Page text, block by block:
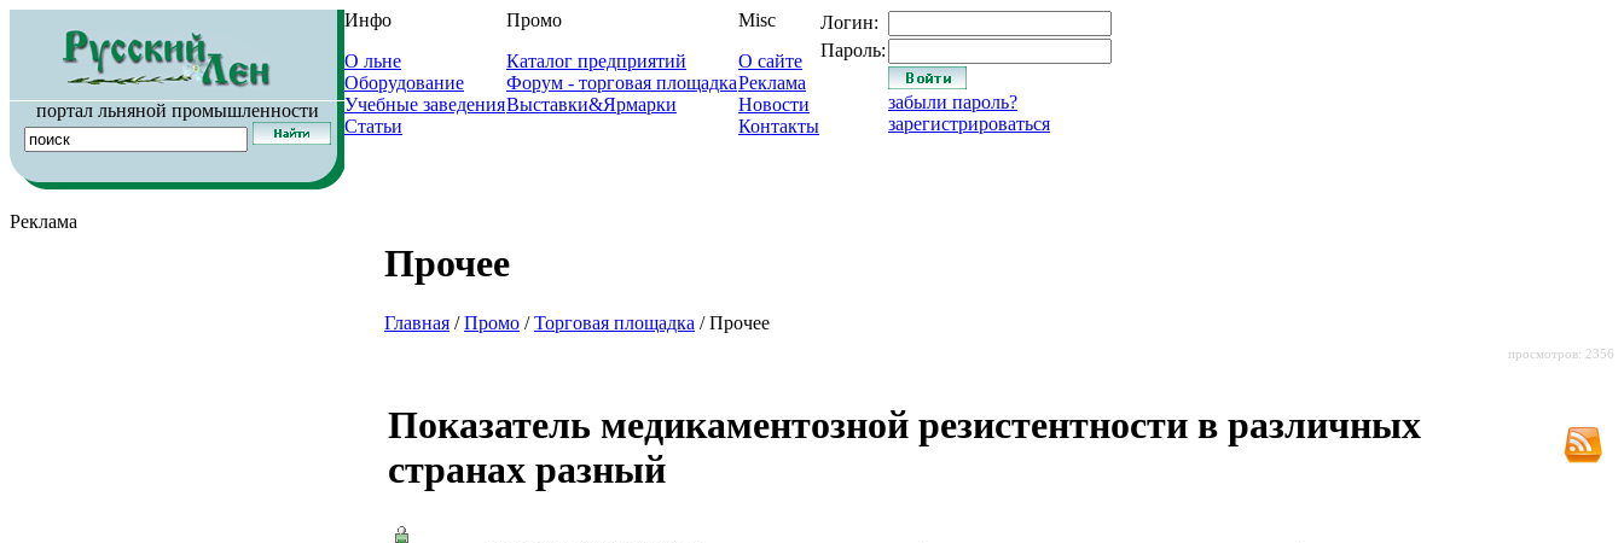
портал льняной промышленности
Инфо
О льне
Оборудование
Учебные заведения
Статьи
Промо
Каталог предприятий
Форум - торговая площадка
Выставки&Ярмарки
Misc
О сайте
Реклама
Новости
Контакты
Логин:
Пароль:
забыли пароль?
зарегистрироваться
Реклама
Прочее
Главная /Промо /Торговая площадка / Прочее
просмотров: 2356
Показатель медикаментозной резистентности в различных
странах разный